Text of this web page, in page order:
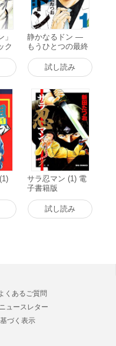
」
ク
静かなるドン ―
もうひとつの最終
章 ―(1) 電子書籍
版
試し読み
サラ忍マン (1) 電
子書籍版
試し読み
くあるご質問
ュースレター
づく表示